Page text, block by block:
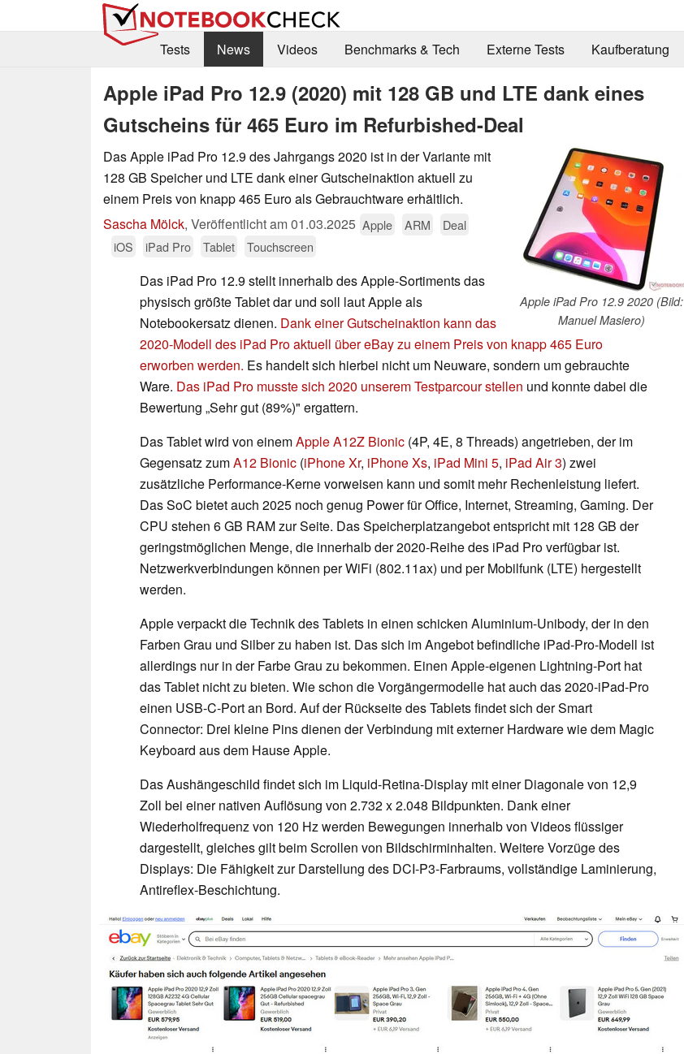
Tests
News Videos Benchmarks & Tech Externe Tests Kaufberatung
Apple iPad Pro 12.9 (2020) mit 128 GB und LTE dank eines
Gutscheins für 465 Euro im Refurbished-Deal
Apple iPad Pro 12.9 2020 (Bild:
Manuel Masiero)
Das Apple iPad Pro 12.9 des Jahrgangs 2020 ist in der Variante mit
128 GB Speicher und LTE dank einer Gutscheinaktion aktuell zu
einem Preis von knapp 465 Euro als Gebrauchtware erhältlich.
Sascha Mölck, Veröffentlicht am01.03.2025 Apple ARM
Deal
iOS
iPad Pro Tablet Touchscreen
Das iPad Pro 12.9 stellt innerhalb des Apple-Sortiments das
physisch größte Tablet dar und soll laut Apple als
Notebookersatz dienen. Dank einer Gutscheinaktion kann das
2020-Modell des iPad Pro aktuell über eBay zu einem Preis von knapp 465 Euro
erworben werden. Es handelt sich hierbei nicht um Neuware, sondern um gebrauchte
Ware. Das iPad Pro musste sich 2020 unserem Testparcour stellen und konnte dabei die
Bewertung „Sehr gut (89%)" ergattern.
Das Tablet wird von einemApple A12Z Bionic (4P, 4E, 8 Threads) angetrieben, der im
Gegensatz zumA12 Bionic (iPhone Xr, iPhone Xs, iPad Mini 5, iPad Air 3) zwei
zusätzliche Performance-Kerne vorweisen kann und somit mehr Rechenleistung liefert.
Das SoC bietet auch 2025 noch genug Power für Office, Internet, Streaming, Gaming. Der
CPU stehen 6 GB RAM zur Seite. Das Speicherplatzangebot entspricht mit 128 GB der
geringstmöglichen Menge, die innerhalb der 2020-Reihe des iPad Pro verfügbar ist.
Netzwerkverbindungen können per WiFi (802.11ax) und per Mobilfunk (LTE) hergestellt
werden.
Apple verpackt die Technik des Tablets in einen schicken Aluminium-Unibody, der in den
Farben Grau und Silber zu haben ist. Das sich im Angebot befindliche iPad-Pro-Modell ist
allerdings nur in der Farbe Grau zu bekommen. Einen Apple-eigenen Lightning-Port hat
das Tablet nicht zu bieten. Wie schon die Vorgängermodelle hat auch das 2020-iPad-Pro
einen USB-C-Port an Bord. Auf der Rückseite des Tablets findet sich der Smart
Connector: Drei kleine Pins dienen der Verbindung mit externer Hardware wie dem Magic
Keyboard aus dem Hause Apple.
Das Aushängeschild findet sich im Liquid-Retina-Display mit einer Diagonale von 12,9
Zoll bei einer nativen Auflösung von 2.732 x 2.048 Bildpunkten. Dank einer
Wiederholfrequenz von 120 Hz werden Bewegungen innerhalb von Videos flüssiger
dargestellt, gleiches gilt beim Scrollen von Bildschirminhalten. Weitere Vorzüge des
Displays: Die Fähigkeit zur Darstellung des DCI-P3-Farbraums, vollständige Laminierung,
Antireflex-Beschichtung.